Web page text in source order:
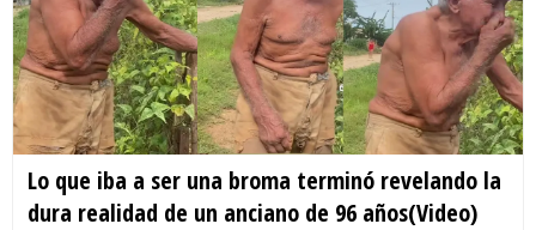
Lo que iba a ser una broma terminó revelando la
dura realidad de un anciano de 96 años(Video)